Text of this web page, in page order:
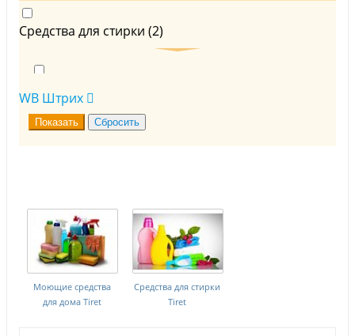
Для ванной комнаты и туалета (
Средства для устранения засоров (
Средства для стирки (2)
WB Штрих
Моющие средства
для дома Tiret
Средства для стирки
Tiret